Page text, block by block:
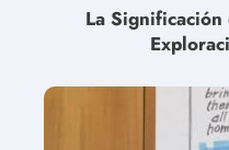
La